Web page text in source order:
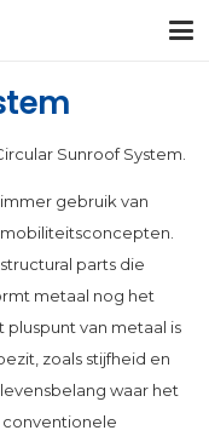
Sunroof System.
gebruik van
parts die
metaal nog het
van metaal is
zoals stijfheid en
waar het
conventionele